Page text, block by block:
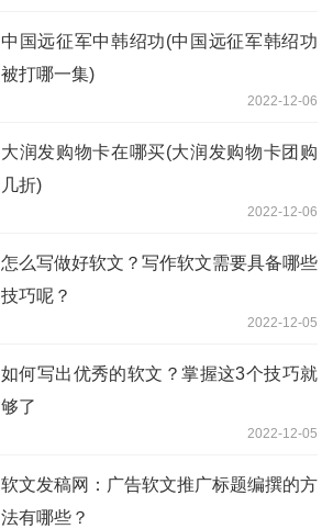
中国远征军中韩绍功(中国远征军韩绍功
被打哪一集)
2022-12-06
大润发购物卡在哪买(大润发购物卡团购
几折)
2022-12-06
怎么写做好软文？写作软文需要具备哪些
技巧呢？
2022-12-05
如何写出优秀的软文？掌握这3个技巧就
够了
2022-12-05
软文发稿网：广告软文推广标题编撰的方
法有哪些？